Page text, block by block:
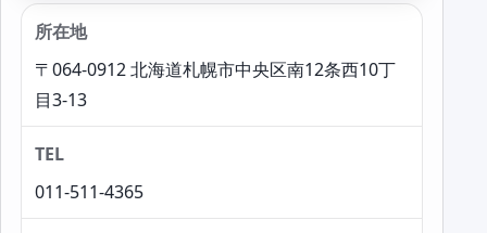
所在地
〒064-0912 北海道札幌市中央区南12条西10丁
目3-13
TEL
011-511-4365